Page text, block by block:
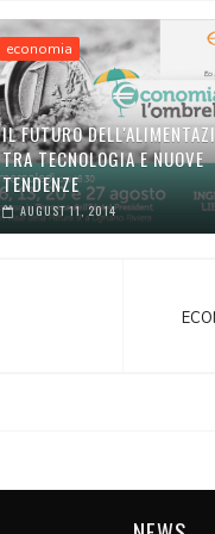
economia
IL FUTURO
TRA TECNOLOGIA E NUOVE
TENDENZE
AUGUST 11, 2014